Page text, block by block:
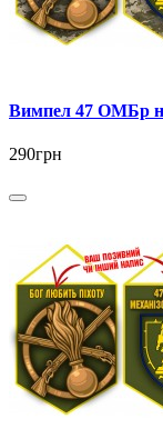
Вимпел 47 ОМБр
290грн